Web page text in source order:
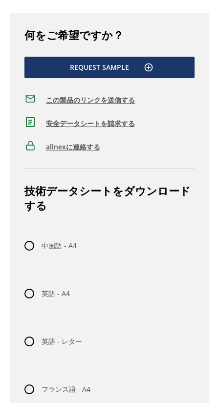
何をご希望ですか？
REQUEST SAMPLE
この製品のリンクを送信する
安全データシートを請求する
allnexに連絡する
技術データシートをダウンロード
する
中国語 - A4
英語 - A4
英語 - レター
フランス語 - A4